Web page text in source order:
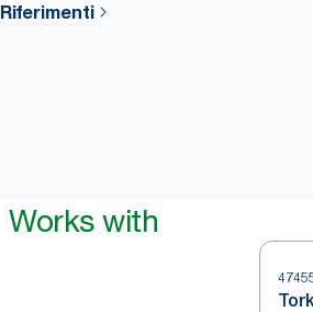
Riferimenti
Works with